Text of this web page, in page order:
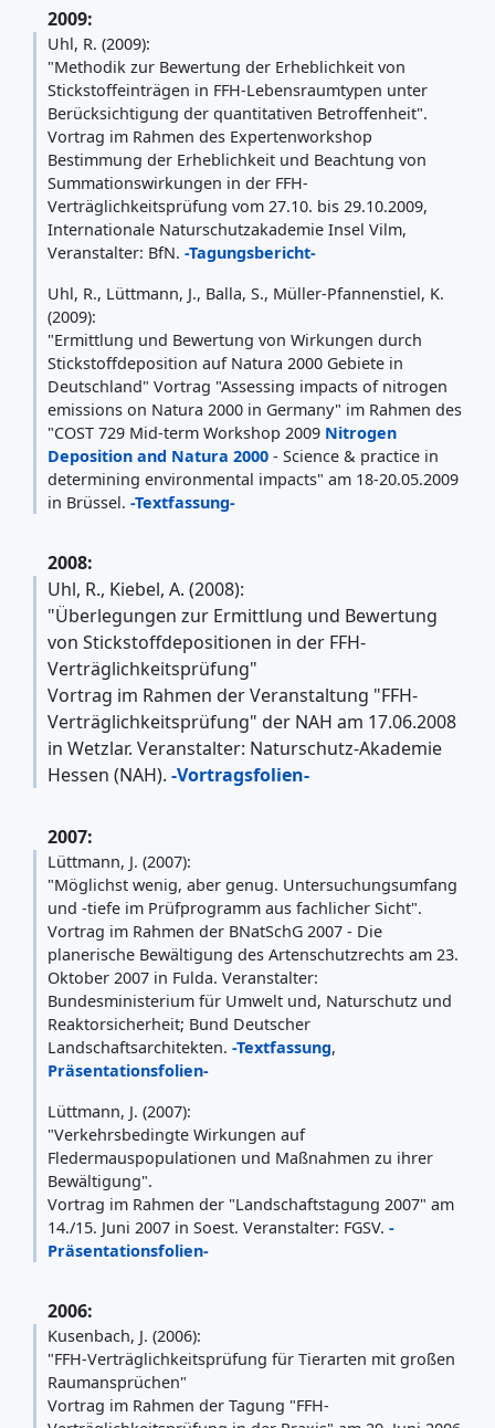
2009:
Uhl, R. (2009):
"Methodik zur Bewertung der Erheblichkeit von
Stickstoffeinträgen in FFH-Lebensraumtypen unter
Berücksichtigung der quantitativen Betroffenheit".
Vortrag im Rahmen des Expertenworkshop
Bestimmung der Erheblichkeit und Beachtung von
Summationswirkungen in der FFH-
Verträglichkeitsprüfung vom 27.10. bis 29.10.2009,
Internationale Naturschutzakademie Insel Vilm,
Veranstalter: BfN. -Tagungsbericht-
Uhl, R., Lüttmann, J., Balla, S., Müller-Pfannenstiel, K.
(2009):
"Ermittlung und Bewertung von Wirkungen durch
Stickstoffdeposition auf Natura 2000 Gebiete in
Deutschland" Vortrag "Assessing impacts of nitrogen
emissions on Natura 2000 in Germany" im Rahmen des
"COST 729 Mid-term Workshop 2009 Nitrogen
Deposition and Natura 2000 - Science & practice in
determining environmental impacts" am 18-20.05.2009
in Brüssel. -Textfassung-
2008:
Uhl, R., Kiebel, A. (2008):
"Überlegungen zur Ermittlung und Bewertung
von Stickstoffdepositionen in der FFH-
Verträglichkeitsprüfung"
Vortrag im Rahmen der Veranstaltung "FFH-
Verträglichkeitsprüfung" der NAH am 17.06.2008
in Wetzlar. Veranstalter: Naturschutz-Akademie
Hessen (NAH). -Vortragsfolien-
2007:
Lüttmann, J. (2007):
"Möglichst wenig, aber genug. Untersuchungsumfang
und -tiefe im Prüfprogramm aus fachlicher Sicht".
Vortrag im Rahmen der BNatSchG 2007 - Die
planerische Bewältigung des Artenschutzrechts am 23.
Oktober 2007 in Fulda. Veranstalter:
Bundesministerium für Umwelt und, Naturschutz und
Reaktorsicherheit; Bund Deutscher
Landschaftsarchitekten. -Textfassung,
Präsentationsfolien-
Lüttmann, J. (2007):
"Verkehrsbedingte Wirkungen auf
Fledermauspopulationen und Maßnahmen zu ihrer
Bewältigung".
Vortrag im Rahmen der "Landschaftstagung 2007" am
14./15. Juni 2007 in Soest. Veranstalter: FGSV. -
Präsentationsfolien-
2006:
Kusenbach, J. (2006):
"FFH-Verträglichkeitsprüfung für Tierarten mit großen
Raumansprüchen"
Vortrag im Rahmen der Tagung "FFH-